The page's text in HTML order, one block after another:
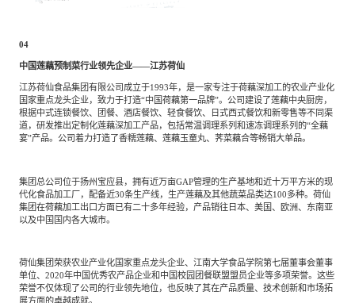
04
中国莲藕预制菜行业领先企业——江苏荷仙
江苏荷仙食品集团有限公司成立于1993年，是一家专注于荷藕深加工的农业产业化
国家重点龙头企业，致力于打造“中国荷藕第一品牌”。公司建设了莲藕中央厨房，
根据中式连锁餐饮、团餐、酒店餐饮、轻食餐饮、日式西式餐饮和新零售等不同渠
道，研发推出定制化莲藕深加工产品，包括常温调理系列和速冻调理系列的“全藕
宴”产品。公司着力打造了香糯莲藕、莲藕玉童丸、荠菜藕合等畅销大单品。
集团总公司位于扬州宝应县，拥有近万亩GAP管理的生产基地和近十万平方米的现
代化食品加工厂，配备近30条生产线，生产莲藕及其他蔬菜品类达100多种。荷仙
集团在荷藕加工出口方面已有二十多年经验，产品销往日本、美国、欧洲、东南亚
以及中国国内各大城市。
荷仙集团荣获农业产业化国家重点龙头企业、江南大学食品学院第七届董事会董事
单位、2020年中国优秀农产品企业和中国校园团餐联盟盟员企业等多项荣誉。这些
荣誉不仅体现了公司的行业领先地位，也反映了其在产品质量、技术创新和市场拓
展方面的卓越成就。